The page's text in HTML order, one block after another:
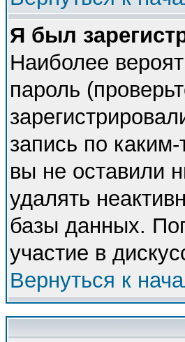
Я был
Наиболее
пароль
запись по
вы не оставили
удалять
базы данных.
участие в
Вернуться к